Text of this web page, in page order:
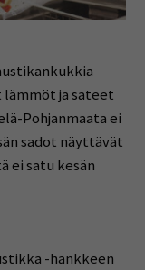
ja sateet
Pohjanmaata ei
sadot näyttävät
ei satu kesän
-hankkeen